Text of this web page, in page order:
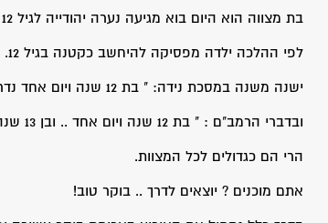
בת מצווה הוא היום בוא מגיעה נערה יהודייה לגיל 12 ונכנסת לעול מצוות.
לפי ההלכה ילדה מפסיקה להיחשב כקטנה בגיל 12.
ישנה משנה במסכת נידה: " בת 12 שנה ויום אחד נדריה קיימין"
ובדברי הרמב"ם : " בת 12 שנה ויום אחד .. ובן 13 שנה ויום אחד ..
הרי הם כגדולים לכל המצוות.
אתם מוכנים ? יוצאים לדרך .. בוקר טוב!